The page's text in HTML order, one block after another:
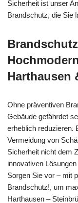
Sicherheit ist unser
Brandschutz, die Sie
Harthausen
Ohne präventiven
Gebäude gefährdet
erheblich reduzieren.
Vermeidung von
Sicherheit nicht dem
innovativen
Sorgen Sie vor – mit
Brandschutz!, um
Harthausen –